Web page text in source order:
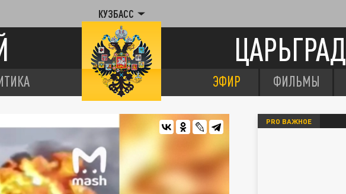
КУЗБАСС
ЦАРЬГРАД
ЭФИР ФИЛЬМЫ
PRO ВАЖНОЕ